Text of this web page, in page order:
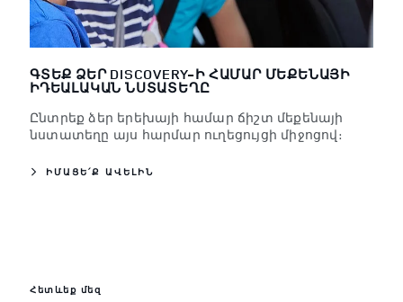
ԳՏԵՔ ՁԵՐ DISCOVERY-Ի ՀԱՄԱՐ ՄԵՔԵՆԱՅԻ
ԻԴԵԱԼԱԿԱՆ ՆՍՏԱՏԵՂԸ
Ընտրեք ձեր երեխայի համար ճիշտ մեքենայի
նստատեղը այս հարմար ուղեցույցի միջոցով։
ԻՄԱՑԵ՛Ք ԱՎԵԼԻՆ
Հետևեք մեզ